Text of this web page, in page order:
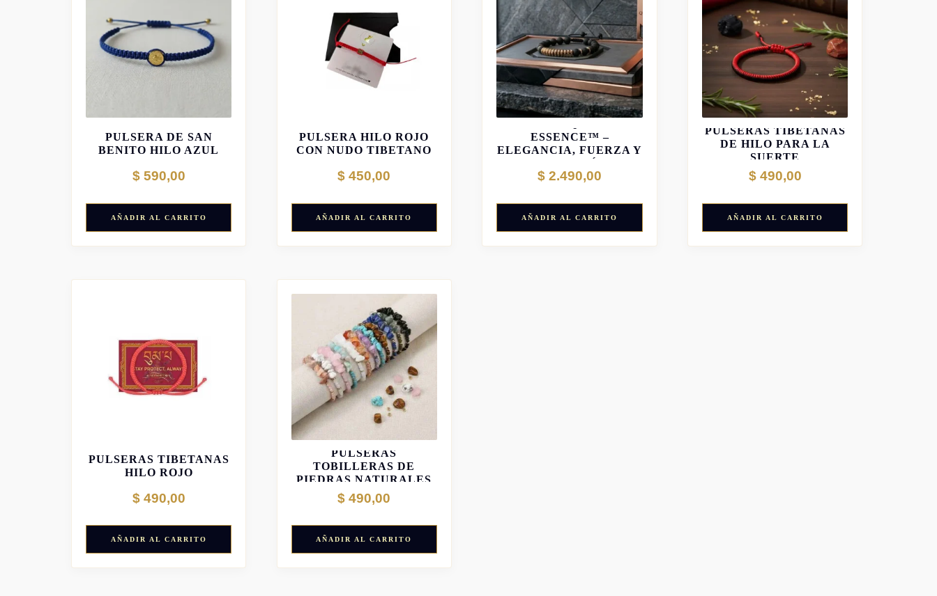
PULSERA DE SAN
BENITO HILO AZUL
$590,00
AÑADIR AL CARRITO
PULSERA HILO ROJO
CON NUDO TIBETANO
$ 450,00
AÑADIR AL CARRITO
ESSENCE™ –
ELEGANCIA, FUERZA Y
$ 2.490,00
AÑADIR AL CARRITO
PULSERAS TIBETANAS
DE HILO PARA LA
SUERTE
$490,00
AÑADIR AL CARRITO
PULSERAS TIBETANAS
HILO ROJO
$490,00
AÑADIR AL CARRITO
PULSERAS
TOBILLERAS DE
PIEDRAS NATURALES
$ 490,00
AÑADIR AL CARRITO